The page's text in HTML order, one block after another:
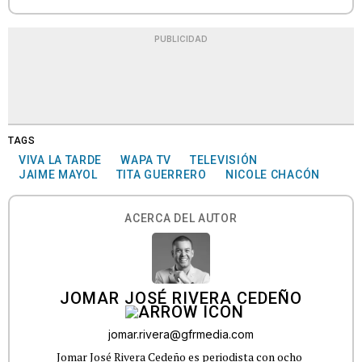
PUBLICIDAD
TAGS
VIVA LA TARDE WAPA TV
TELEVISIÓN
JAIME MAYOL
TITA GUERRERO NICOLE CHACÓN
ACERCA DEL AUTOR
JOMAR JOSÉ RIVERA CEDEÑO
jomar.rivera@gfrmedia.com
Jomar José Rivera Cedeño es periodista con ocho